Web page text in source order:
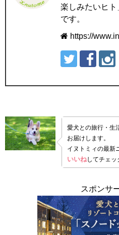
楽しみたいヒト
です。
https://
愛犬との旅行・生
お届けします。
イヌトミィの最新
いいねしてチェッ
スポンサ